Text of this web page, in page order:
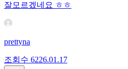
잘모르겠네요 ㅎㅎ
prettyna
조회수 6226.01.17